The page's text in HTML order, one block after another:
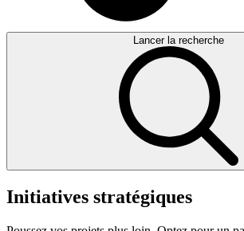
Lancer la recherche
Initiatives stratégiques